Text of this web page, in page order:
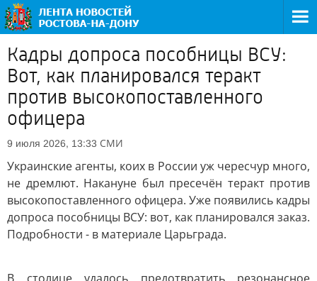
Кадры допроса пособницы ВСУ:
Вот, как планировался теракт
против высокопоставленного
офицера
9 июля 2026, 13:33 СМИ
Украинские агенты, коих в России уж чересчур много,
не дремлют. Накануне был пресечён теракт против
высокопоставленного офицера. Уже появились кадры
допроса пособницы ВСУ: вот, как планировался заказ.
Подробности - в материале Царьграда.